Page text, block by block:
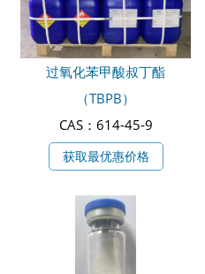
过氧化苯甲酸叔丁酯
（TBPB）
CAS：614-45-9
获取最优惠价格